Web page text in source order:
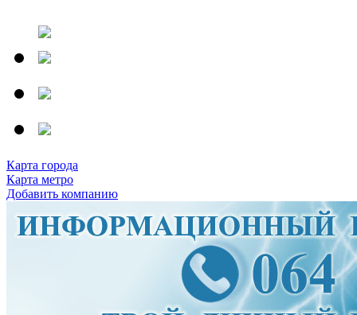
Карта города
Карта метро
Добавить компанию